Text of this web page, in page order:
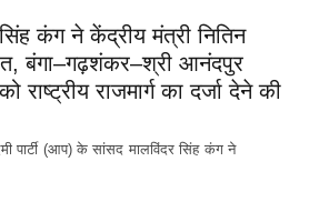
कंग ने केंद्रीय मंत्री नितिन
बंगा–गढ़शंकर–श्री आनंदपुर
राष्ट्रीय राजमार्ग का दर्जा देने की
पार्टी (आप) के सांसद मालविंदर सिंह कंग ने